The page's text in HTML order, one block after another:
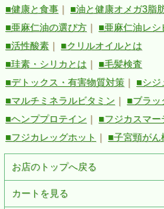
■健康と食事
■油と健康オメガ3脂
■亜麻仁油の選び方
■亜麻仁油レシ
■活性酸素
■クリルオイルとは
■珪素・シリカとは
■毛髪検査
■デトックス・有害物質対策
■シジ
■マルチミネラルビタミン
■ブラッ
■ヘンププロテイン
■フジカスマー
■フジカレッグホット
■子宮頸がん
お店のトップへ戻る
カートを見る